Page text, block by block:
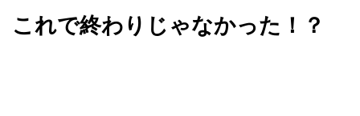
これで終わりじゃなかった！？